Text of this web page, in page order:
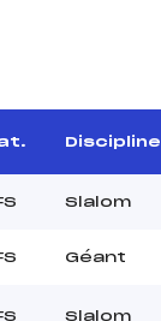
Discipline
Slalom
Géant
Slalom